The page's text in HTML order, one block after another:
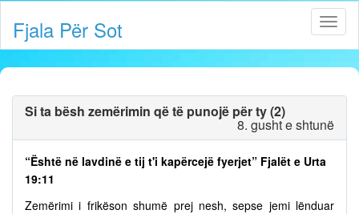
Fjala Për Sot
Si ta bësh zemërimin që të punojë për ty (2)
8. gusht e shtunë
“Është në lavdinë e tij t'i kapërcejë fyerjet” Fjalët e Urta
19:11
Zemërimi i frikëson shumë prej nesh, sepse jemi lënduar